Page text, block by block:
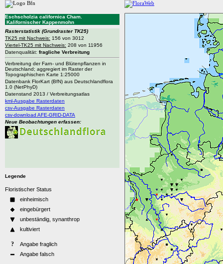
Eschscholzia californica Cham.
Kalifornischer Kappenmohn
Rasterstatistik (Grundraster TK25)
TK25 mit Nachweis: 156 von 3012
Viertel-TK25 mit Nachweis: 208 von 11956
Datenqualität: fragliche Verbreitung
Verbreitung der Farn- und Blütenpflanzen in
Deutschland; aggregiert im Raster der
Topographischen Karte 1:25000
Datenbank FlorKart (BfN) aus Deutschlandflora
1.0 (NetPhyD)
Datenstand 2013 / Verbreitungsatlas
kml-Ausgabe Rasterdaten
csv-Ausgabe Rasterdaten
csv-download AFE-GRID-DATA
Neue Beobachtungen erfassen:
Legende